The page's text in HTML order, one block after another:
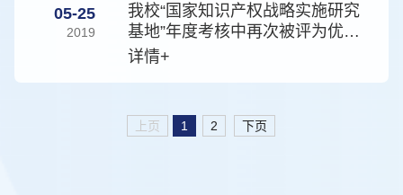
05-25
2019
我校“国家知识产权战略实施研究
基地”年度考核中再次被评为优秀
基地
详情+
上页 1 2 下页